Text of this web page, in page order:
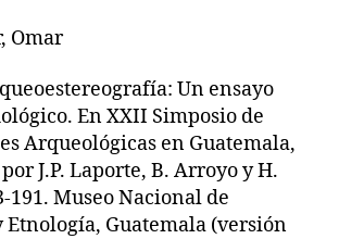
Omar
Un ensayo
En XXII Simposio de
Arqueológicas en Guatemala,
J.P. Laporte, B. Arroyo y H.
191. Museo Nacional de
Guatemala (versión